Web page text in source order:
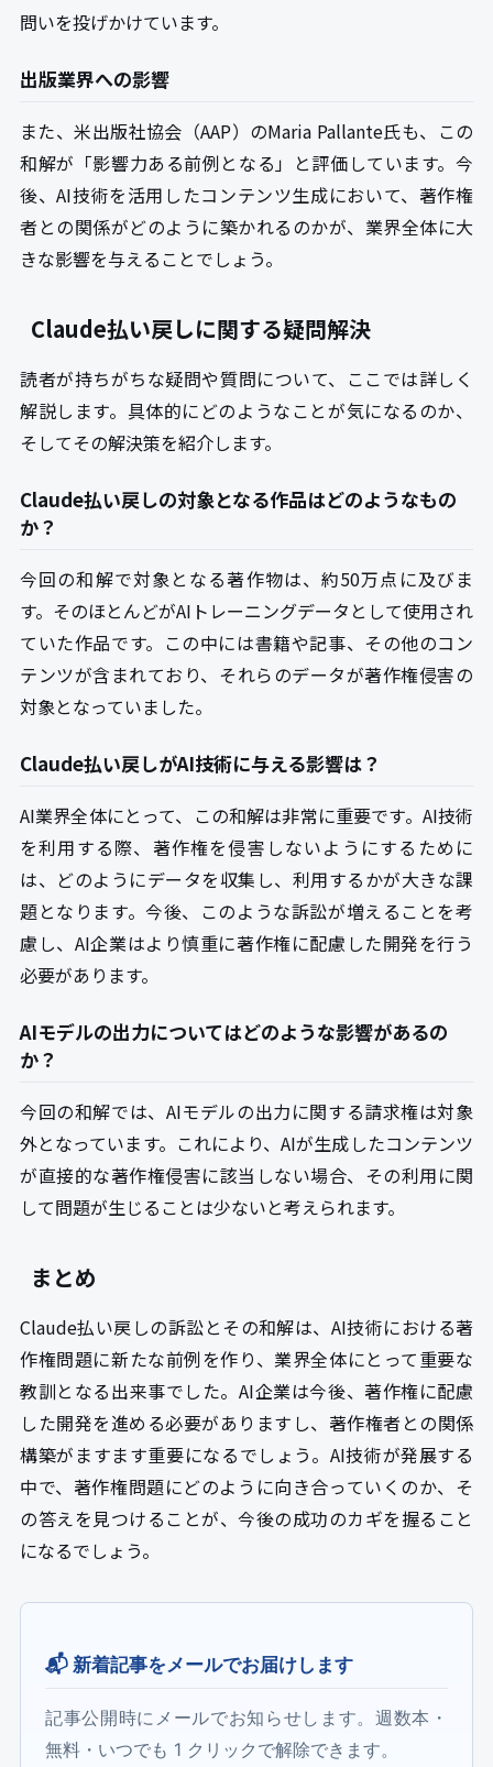
問いを投げかけています。
出版業界への影響
また、米出版社協会（AAP）のMaria Pallante氏も、この
和解が「影響力ある前例となる」と評価しています。今
後、AI技術を活用したコンテンツ生成において、著作権
者との関係がどのように築かれるのかが、業界全体に大
きな影響を与えることでしょう。
Claude払い戻しに関する疑問解決
読者が持ちがちな疑問や質問について、ここでは詳しく
解説します。具体的にどのようなことが気になるのか、
そしてその解決策を紹介します。
Claude払い戻しの対象となる作品はどのようなもの
か？
今回の和解で対象となる著作物は、約50万点に及びま
す。そのほとんどがAIトレーニングデータとして使用され
ていた作品です。この中には書籍や記事、その他のコン
テンツが含まれており、それらのデータが著作権侵害の
対象となっていました。
Claude払い戻しがAI技術に与える影響は？
AI業界全体にとって、この和解は非常に重要です。AI技術
を利用する際、著作権を侵害しないようにするために
は、どのようにデータを収集し、利用するかが大きな課
題となります。今後、このような訴訟が増えることを考
慮し、AI企業はより慎重に著作権に配慮した開発を行う
必要があります。
AIモデルの出力についてはどのような影響があるの
か？
今回の和解では、AIモデルの出力に関する請求権は対象
外となっています。これにより、AIが生成したコンテンツ
が直接的な著作権侵害に該当しない場合、その利用に関
して問題が生じることは少ないと考えられます。
まとめ
Claude払い戻しの訴訟とその和解は、AI技術における著
作権問題に新たな前例を作り、業界全体にとって重要な
教訓となる出来事でした。AI企業は今後、著作権に配慮
した開発を進める必要がありますし、著作権者との関係
構築がますます重要になるでしょう。AI技術が発展する
中で、著作権問題にどのように向き合っていくのか、そ
の答えを見つけることが、今後の成功のカギを握ること
になるでしょう。
📬 新着記事をメールでお届けします
記事公開時にメールでお知らせします。週数本・
無料・いつでも 1 クリックで解除できます。